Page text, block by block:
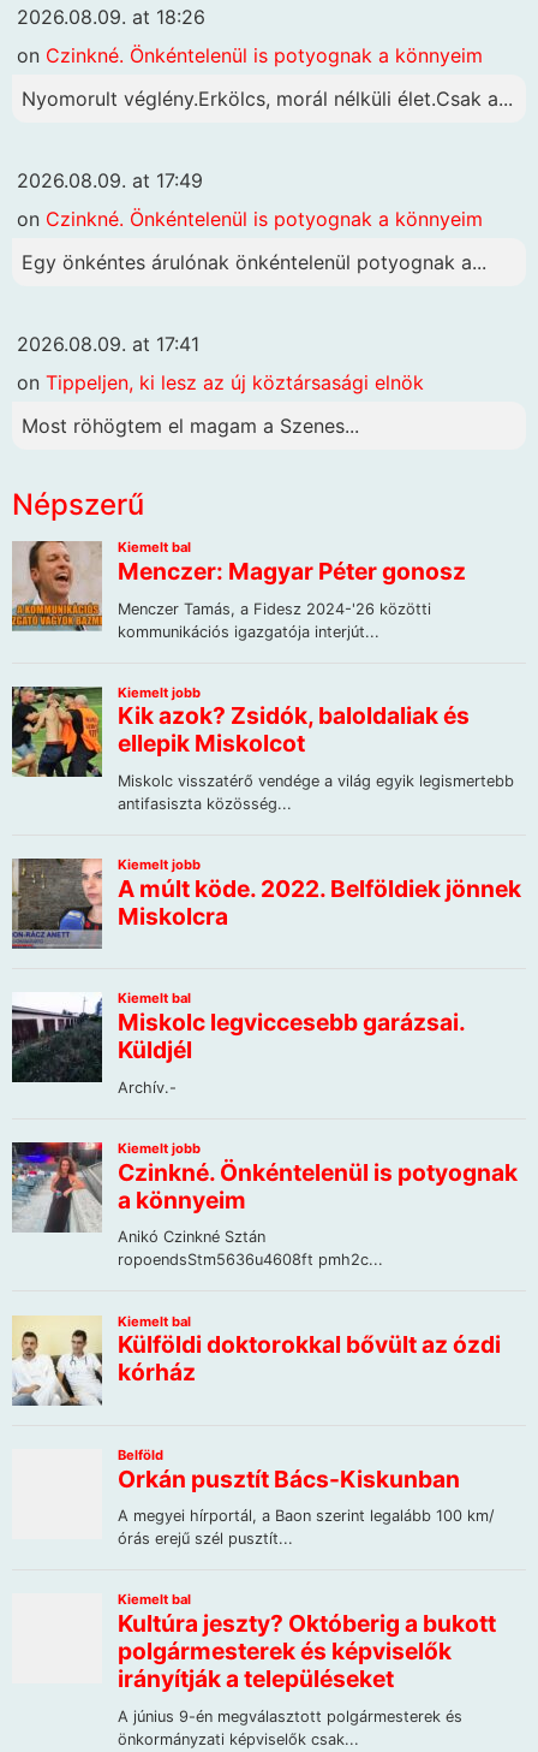
2026.08.09. at 18:26
on Czinkné. Önkéntelenül is potyognak a könnyeim
Nyomorult véglény.Erkölcs, morál nélküli élet.Csak a...
2026.08.09. at 17:49
on Czinkné. Önkéntelenül is potyognak a könnyeim
Egy önkéntes árulónak önkéntelenül potyognak a...
2026.08.09. at 17:41
on Tippeljen, ki lesz az új köztársasági elnök
Most röhögtem el magam a Szenes...
Népszerű